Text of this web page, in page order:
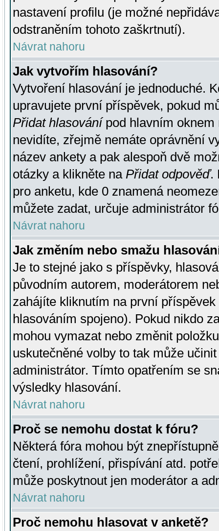
nastavení profilu (je možné
odstraněním tohoto zaškrtnutí).
Návrat nahoru
Jak vytvořím hlasování?
Vytvoření hlasování je jednoduché.
upravujete první příspěvek, pokud
Přidat hlasovánípod hlavním oknem
nevidíte, zřejmě nemáte oprávnění
název ankety a pak alespoň dvě
otázky a klikněte na Přidat odpověď.
pro anketu, kde 0 znamená
můžete zadat, určuje administrátor
Návrat nahoru
Jak změním nebo smažu
Je to stejné jako s příspěvky,
původním autorem, moderátorem
zahájíte kliknutím na první
hlasováním spojeno). Pokud nikdo
mohou vymazat nebo změnit
uskutečněné volby to tak může
administrátor. Tímto opatřením se
výsledky hlasování.
Návrat nahoru
Proč se nemohu dostat k fóru?
Některá fóra mohou být
čtení, prohlížení, přispívání atd.
může poskytnout jen moderátor a
Návrat nahoru
Proč nemohu hlasovat v anketě?